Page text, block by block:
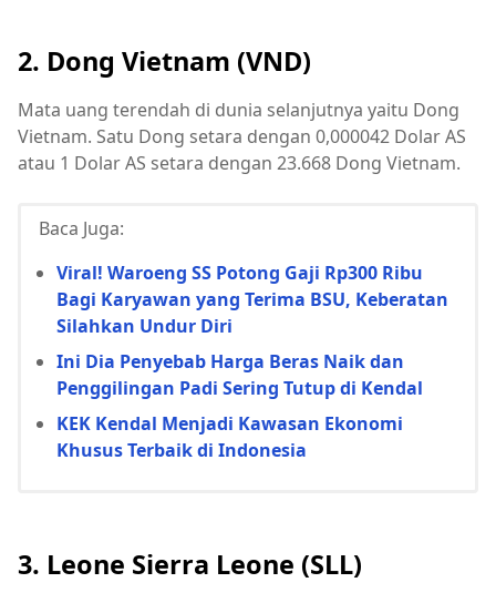
2. Dong Vietnam (VND)
Mata uang terendah di dunia selanjutnya yaitu Dong
Vietnam. Satu Dong setara dengan 0,000042 Dolar AS
atau 1 Dolar AS setara dengan 23.668 Dong Vietnam.
Baca Juga:
Viral! Waroeng SS Potong Gaji Rp300 Ribu
Bagi Karyawan yang Terima BSU, Keberatan
Silahkan Undur Diri
Ini Dia Penyebab Harga Beras Naik dan
Penggilingan Padi Sering Tutup di Kendal
KEK Kendal Menjadi Kawasan Ekonomi
Khusus Terbaik di Indonesia
3. Leone Sierra Leone (SLL)